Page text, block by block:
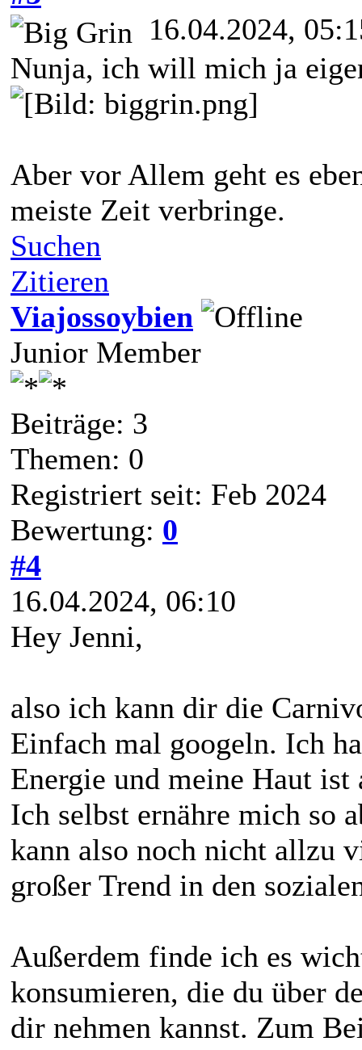
16.04.2024,
Nunja, ich will mich ja
Aber vor Allem geht es
meiste Zeit verbringe.
Suchen
Zitieren
Viajossoybien
Junior Member
Beiträge: 3
Themen: 0
Registriert seit: Feb 2024
Bewertung: 0
#4
16.04.2024, 06:10
Hey Jenni,
also ich kann dir die
Einfach mal googeln. Ich
Energie und meine Haut
Ich selbst ernähre mich so
kann also noch nicht allzu
großer Trend in den
Außerdem finde ich es
konsumieren, die du über
dir nehmen kannst. Zum